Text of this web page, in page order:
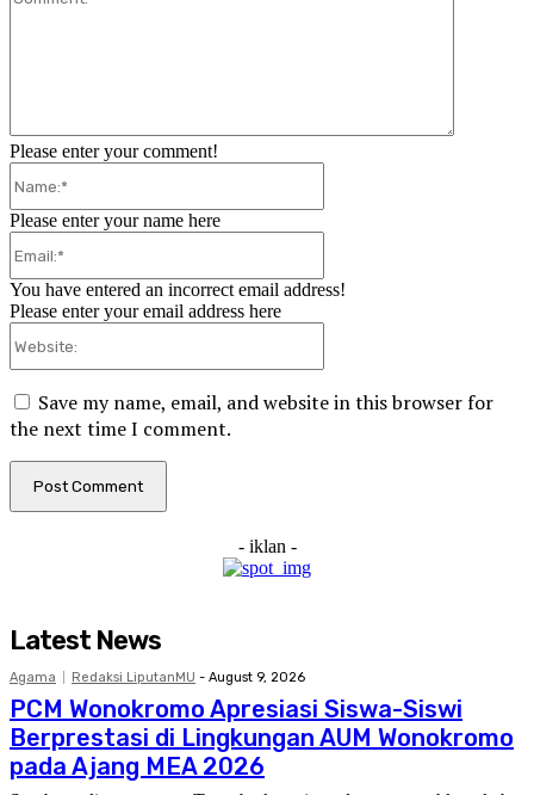
Please enter your comment!
Please enter your name here
You have entered an incorrect email address!
Please enter your email address here
Save my name, email, and website in this browser for
the next time I comment.
- iklan -
Latest News
Agama Redaksi LiputanMU - August 9, 2026
PCM Wonokromo Apresiasi Siswa-Siswi
Berprestasi di Lingkungan AUM Wonokromo
pada Ajang MEA 2026